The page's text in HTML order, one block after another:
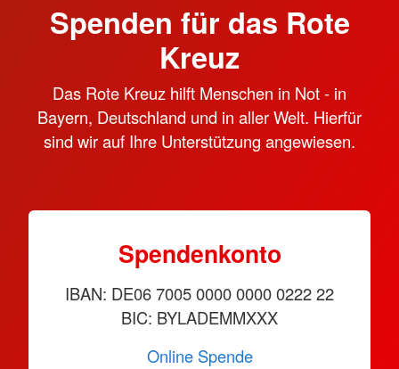
Spenden für das Rote
Kreuz
Das Rote Kreuz hilft Menschen in Not - in
Bayern, Deutschland und in aller Welt. Hierfür
sind wir auf Ihre Unterstützung angewiesen.
Spendenkonto
IBAN: DE06 7005 0000 0000 0222 22
BIC: BYLADEMMXXX
Online Spende